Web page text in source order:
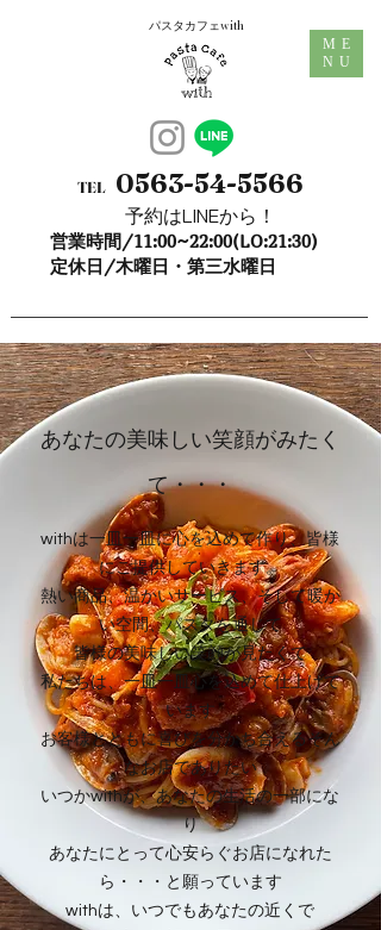
パスタカフェwith
TEL 0563-54-5566
営業時間/11:00~22:00(LO:21:30)
定休日/木曜日・第三水曜日
予約はLINEから！
ME
NU
あなたの美味しい笑顔がみたく
て・・・
withは一皿一皿に心を込めて作り、皆様
にご提供していきます。
熱い商品、温かいサービス、そして暖か
い空間、パスタを通じて
皆様の美味しい笑顔が見たくて
私たちは、一皿一皿心を込めて仕上げて
います
お客様とともに喜びを分かち合えるそん
なお店でありたい
いつかwithが、あなたの生活の一部にな
り
あなたにとって心安らぐお店になれた
ら・・・と願っています
withは、いつでもあなたの近くで